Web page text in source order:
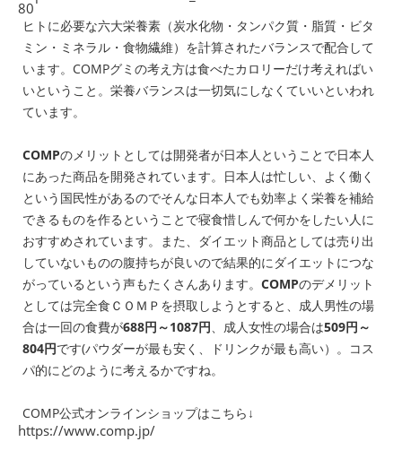
80
ヒトに必要な六大栄養素（炭水化物・タンパク質・脂質・ビタ
ミン・ミネラル・食物繊維）を計算されたバランスで配合して
います。COMPグミの考え方は食べたカロリーだけ考えればい
いということ。栄養バランスは一切気にしなくていいといわれ
ています。
COMPのメリットとしては開発者が日本人ということで日本人
にあった商品を開発されています。日本人は忙しい、よく働く
という国民性があるのでそんな日本人でも効率よく栄養を補給
できるものを作るということで寝食惜しんで何かをしたい人に
おすすめされています。また、ダイエット商品としては売り出
していないものの腹持ちが良いので結果的にダイエットにつな
がっているという声もたくさんあります。 COMPのデメリット
としては完全食ＣＯＭＰを摂取しようとすると、成人男性の場
合は一回の食費が688円～1087円、成人女性の場合は509円～
804円です(パウダーが最も安く、ドリンクが最も高い）。コス
パ的にどのように考えるかですね。
COMP公式オンラインショップはこちら↓
https://www.comp.jp/